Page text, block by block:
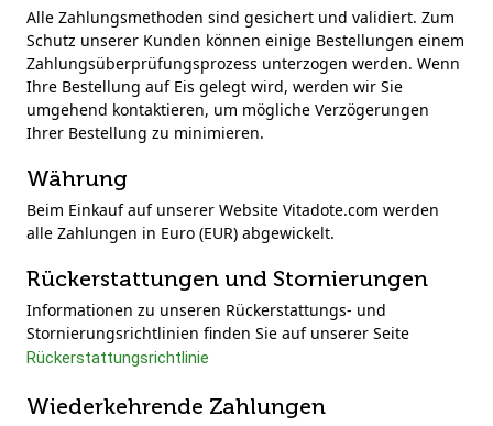
Alle Zahlungsmethoden sind gesichert und validiert. Zum
Schutz unserer Kunden können einige Bestellungen einem
Zahlungsüberprüfungsprozess unterzogen werden. Wenn
Ihre Bestellung auf Eis gelegt wird, werden wir Sie
umgehend kontaktieren, um mögliche Verzögerungen
Ihrer Bestellung zu minimieren.
Währung
Beim Einkauf auf unserer Website Vitadote.com werden
alle Zahlungen in Euro (EUR) abgewickelt.
Rückerstattungen und Stornierungen
Informationen zu unseren Rückerstattungs- und
Stornierungsrichtlinien finden Sie auf unserer Seite
Rückerstattungsrichtlinie
Wiederkehrende Zahlungen